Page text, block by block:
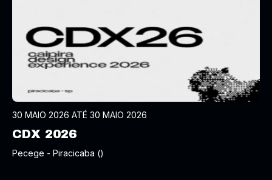
30 MAIO 2026 ATÉ 30 MAIO 2026
CDX 2026
Pecege - Piracicaba ()